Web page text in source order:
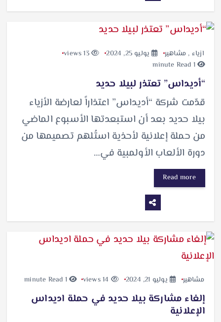
ازياء , مشاهير يوليو 25, 2024
13 views
1 minute Read
“أديداس” تعتذر لبيلا حديد
قدّمت شركة “أديداس” اعتذاراً لعارضة الأزياء
بيلا حديد بعد أن استبعدتها الأسبوع الماضي
من حملة إعلانية لأحذية استُلهم تصميمها من
دورة الألعاب الأولمبية في…
Read more
مشاهير يوليو 21, 2024 1 minute Read
إلغاء مشاركة بيلا حديد في حملة اديداس
الإعلانية